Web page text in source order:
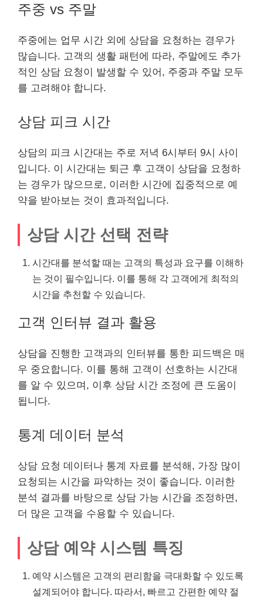
주중 vs 주말
주중에는 업무 시간 외에 상담을 요청하는 경우가
많습니다. 고객의 생활 패턴에 따라, 주말에도 추가
적인 상담 요청이 발생할 수 있어, 주중과 주말 모두
를 고려해야 합니다.
상담 피크 시간
상담의 피크 시간대는 주로 저녁 6시부터 9시 사이
입니다. 이 시간대는 퇴근 후 고객이 상담을 요청하
는 경우가 많으므로, 이러한 시간에 집중적으로 예
약을 받아보는 것이 효과적입니다.
상담 시간 선택 전략
시간대를 분석할 때는 고객의 특성과 요구를 이해하
는 것이 필수입니다. 이를 통해 각 고객에게 최적의
시간을 추천할 수 있습니다.
고객 인터뷰 결과 활용
상담을 진행한 고객과의 인터뷰를 통한 피드백은 매
우 중요합니다. 이를 통해 고객이 선호하는 시간대
를 알 수 있으며, 이후 상담 시간 조정에 큰 도움이
됩니다.
통계 데이터 분석
상담 요청 데이터나 통계 자료를 분석해, 가장 많이
요청되는 시간을 파악하는 것이 좋습니다. 이러한
분석 결과를 바탕으로 상담 가능 시간을 조정하면,
더 많은 고객을 수용할 수 있습니다.
상담 예약 시스템 특징
예약 시스템은 고객의 편리함을 극대화할 수 있도록
설계되어야 합니다. 따라서, 빠르고 간편한 예약 절